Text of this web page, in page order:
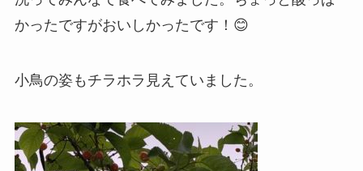
かったですがおいしかったです！😊
小鳥の姿もチラホラ見えていました。